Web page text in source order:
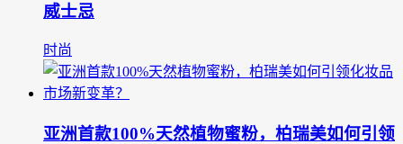
威士忌
时尚
亚洲首款100%天然植物蜜粉，柏瑞美如何引领